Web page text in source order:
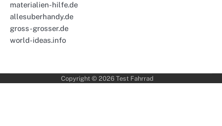
materialien-hilfe.de
allesuberhandy.de
gross-grosser.de
world-ideas.info
Copyright © 2026 Test Fahrrad